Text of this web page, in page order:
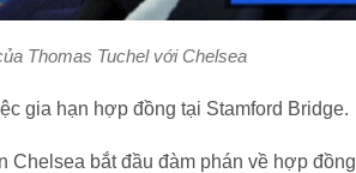
Thomas Tuchel với Chelsea
gia hạn hợp đồng tại Stamford Bridge.
Chelsea bắt đầu đàm phán về hợp đồng